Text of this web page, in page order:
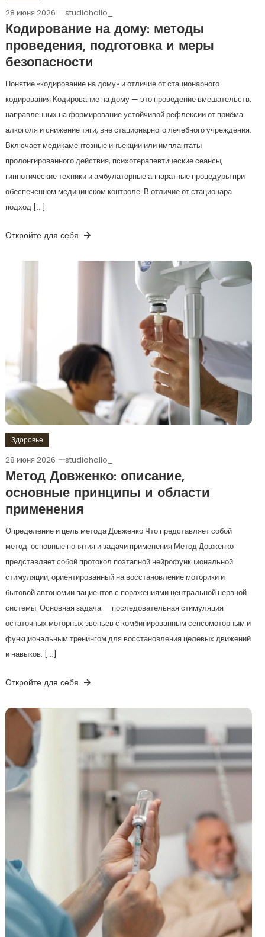
28 июня 2026 studiohallo_
Кодирование на дому: методы
проведения, подготовка и меры
безопасности
Понятие «кодирование на дому» и отличие от стационарного
кодирования Кодирование на дому — это проведение вмешательств,
направленных на формирование устойчивой рефлексии от приёма
алкоголя и снижение тяги, вне стационарного лечебного учреждения.
Включает медикаментозные инъекции или имплантаты
пролонгированного действия, психотерапевтические сеансы,
гипнотические техники и амбулаторные аппаратные процедуры при
обеспеченном медицинском контроле. В отличие от стационара
подход […]
Откройте для себя
Здоровье
28 июня 2026 studiohallo_
Метод Довженко: описание,
основные принципы и области
применения
Определение и цель метода Довженко Что представляет собой
метод: основные понятия и задачи применения Метод Довженко
представляет собой протокол поэтапной нейрофункциональной
стимуляции, ориентированный на восстановление моторики и
бытовой автономии пациентов с поражениями центральной нервной
системы. Основная задача — последовательная стимуляция
остаточных моторных звеньев с комбинированным сенсомоторным и
функциональным тренингом для восстановления целевых движений
и навыков. […]
Откройте для себя